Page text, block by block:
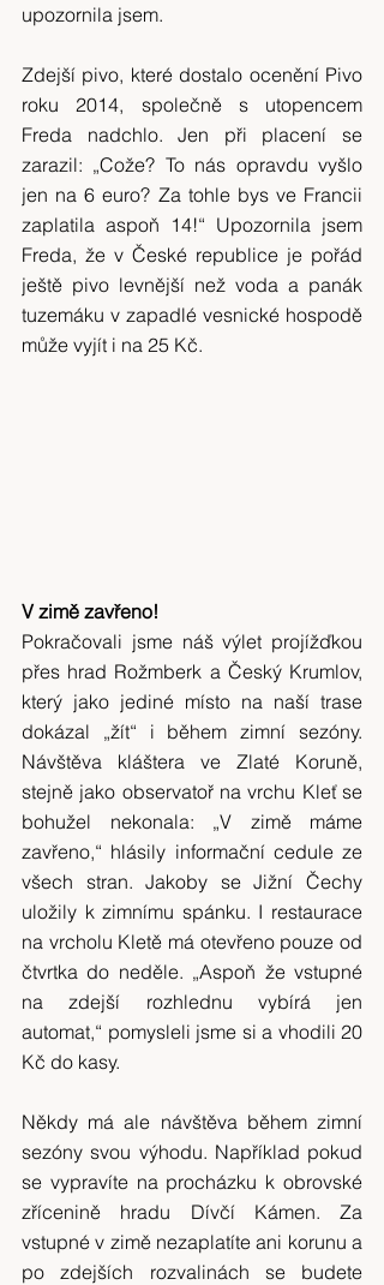
upozornila jsem.
Zdejší pivo, které dostalo ocenění Pivo
roku 2014, společně s utopencem
Freda nadchlo. Jen při placení se
zarazil: „Cože? To nás opravdu vyšlo
jen na 6 euro? Za tohle bys ve Francii
zaplatila aspoň 14!“ Upozornila jsem
Freda, že v České republice je pořád
ještě pivo levnější než voda a panák
tuzemáku v zapadlé vesnické hospodě
může vyjít i na 25 Kč.
V zimě zavřeno!
Pokračovali jsme náš výlet projížďkou
přes hrad Rožmberk a Český Krumlov,
který jako jediné místo na naší trase
dokázal „žít“ i během zimní sezóny.
Návštěva kláštera ve Zlaté Koruně,
stejně jako observatoř na vrchu Kleť se
bohužel nekonala: „V zimě máme
zavřeno,“ hlásily informační cedule ze
všech stran. Jakoby se Jižní Čechy
uložily k zimnímu spánku. I restaurace
na vrcholu Kletě má otevřeno pouze od
čtvrtka do neděle. „Aspoň že vstupné
na zdejší rozhlednu vybírá jen
automat,“ pomysleli jsme si a vhodili 20
Kč do kasy.
Někdy má ale návštěva během zimní
sezóny svou výhodu. Například pokud
se vypravíte na procházku k obrovské
zřícenině hradu Dívčí Kámen. Za
vstupné v zimě nezaplatíte ani korunu a
po zdejších rozvalinách se budete